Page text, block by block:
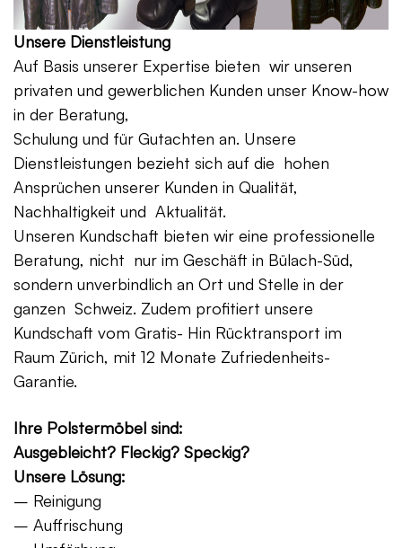
Unsere Dienstleistung
Auf Basis unserer Expertise bieten wir unseren
privaten und gewerblichen Kunden unser Know-how
in der Beratung,
Schulung und für Gutachten an. Unsere
Dienstleistungen bezieht sich auf die hohen
Ansprüchen unserer Kunden in Qualität,
Nachhaltigkeit und Aktualität.
Unseren Kundschaft bieten wir eine professionelle
Beratung, nicht nur im Geschäft in Bülach-Süd,
sondern unverbindlich an Ort und Stelle in der
ganzen Schweiz. Zudem profitiert unsere
Kundschaft vom Gratis- Hin Rücktransport im
Raum Zürich, mit 12 Monate Zufriedenheits-
Garantie.
Ihre Polstermöbel sind:
Ausgebleicht? Fleckig? Speckig?
Unsere Lösung:
– Reinigung
– Auffrischung